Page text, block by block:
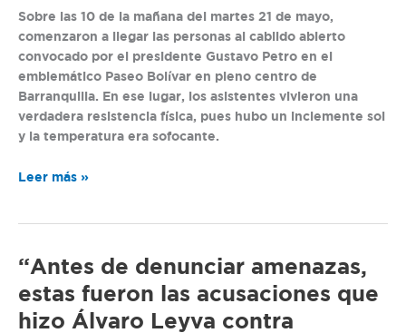
Sobre las 10 de la mañana del martes 21 de mayo,
comenzaron a llegar las personas al cabildo abierto
convocado por el presidente Gustavo Petro en el
emblemático Paseo Bolívar en pleno centro de
Barranquilla. En ese lugar, los asistentes vivieron una
verdadera resistencia física, pues hubo un inclemente sol
y la temperatura era sofocante.
tardanza,
las
críticas
y
los
desmayos
de
asistentes”
Leer más »
“Antes de denunciar amenazas,
estas fueron las acusaciones que
hizo Álvaro Leyva contra
“Antes
denunciar
amenazas,